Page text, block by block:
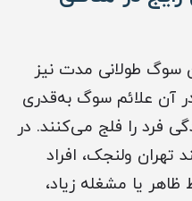
سوگ طولانی مدت نیز
آن علائم سوگ به‌قدری
فرد را فلج می‌کنند. در
تهران ولنجک، افراد
یا مشغله زیاد،